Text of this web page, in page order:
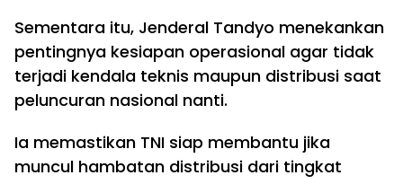
Sementara itu, Jenderal Tandyo menekankan
pentingnya kesiapan operasional agar tidak
terjadi kendala teknis maupun distribusi saat
peluncuran nasional nanti.
Ia memastikan TNI siap membantu jika
muncul hambatan distribusi dari tingkat